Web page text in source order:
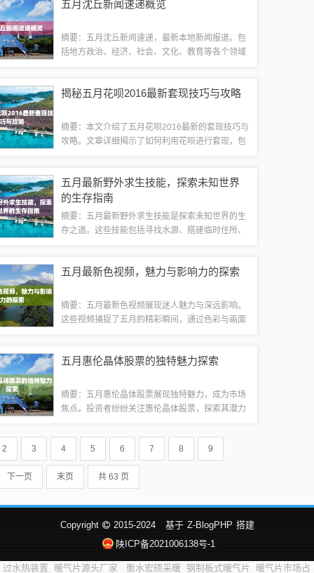
制在100-200字以内。市场趋势近年来，...
五月沈丘新闻速递概览
摘要：五月沈丘新闻速递，最新本地新闻报道。包
括地方政治、经济、社会、文化、教育等各个领域
变化和发展成果。导读春意盎然、生机勃勃的...
揭秘五月花呗2016最新套现技巧与攻略
摘要：本文介绍了五月花呗2016最新的套现技巧与
攻略。文章详细揭示了如何利用花呗进行套现，包
现概述花呗套现是指通过一系列操作将花...
五月最新野外求生技能，探索未知世界
的生存指南
摘要：五月最新野外求生技能是探索未知世界的生
存之道。这些技能包括寻找水源、搭建临时住所、
态并降低风险。通过学习和实践这些技能，人...
五月最新色视频，魅力与影响力的探索
摘要：五月最新色视频展现迷人魅力与深远影响。
这些视频捕捉了五月的精彩瞬间，通过色彩与画面
的审美趋势和文化发展。观看这些视频，让人...
五月惠伦晶体股票的独特魅力探索
摘要：五月惠伦晶体股票展现独特魅力，成为市场
焦点。投资者纷纷关注惠伦晶体股票，探索其潜力
注目，值得进一步研究和关注。一、惠伦晶体公司
概况惠伦晶体是一家在晶体行业拥有领导地位...
2 3 4 5 6 7 8 9
下一页 末页 共 63 页
Copyright 2015-2024 基于 Z-BlogPHP 搭建
陕ICP备2021006138号-1
过水热装置 暖气片源头厂家 衡水宏硕采暖 钢制板式暖气片 暖气片市场占